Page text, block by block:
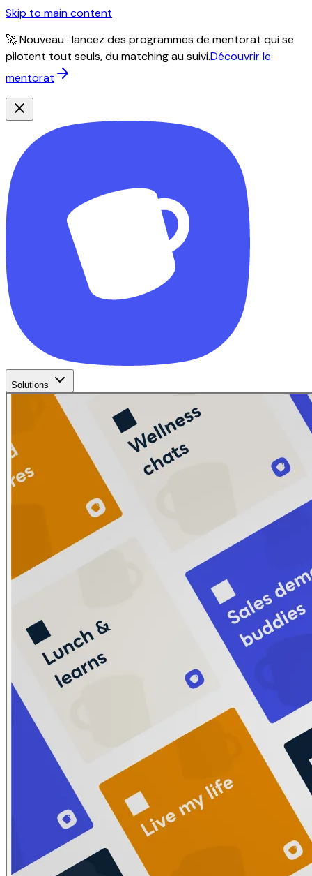
Skip to main content
🚀 Nouveau : lancez des programmes de mentorat qui se
pilotent tout seuls, du matching au suivi.Découvrir le
mentorat
Solutions